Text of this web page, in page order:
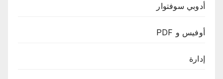
أدوبي سوفتوار
أوفيس و PDF
إدارة